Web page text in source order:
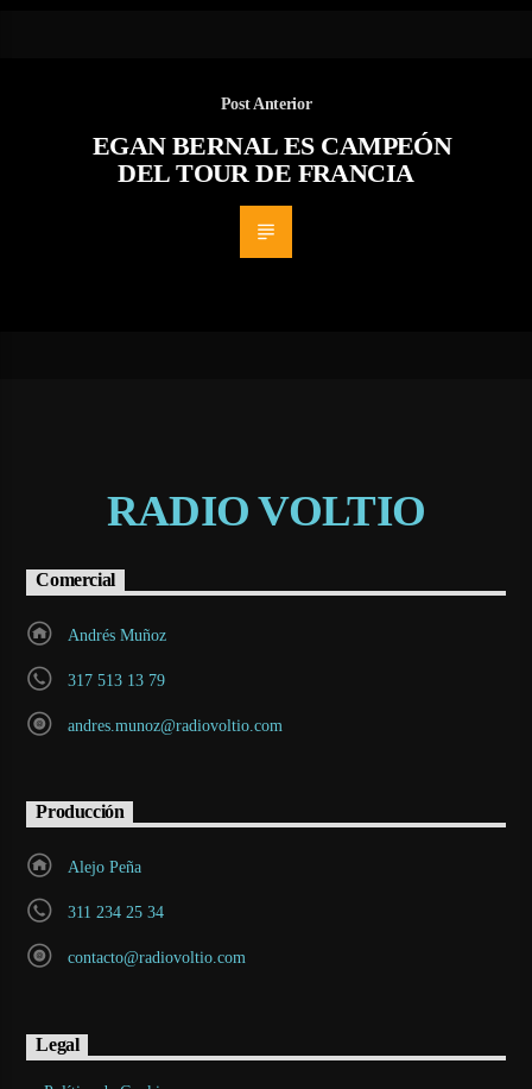
Post Anterior
EGAN BERNAL ES CAMPEÓN
DEL TOUR DE FRANCIA
RADIO VOLTIO
Comercial
Andrés Muñoz
317 513 13 79
andres.munoz@radiovoltio.com
Producción
Alejo Peña
311 234 25 34
contacto@radiovoltio.com
Legal